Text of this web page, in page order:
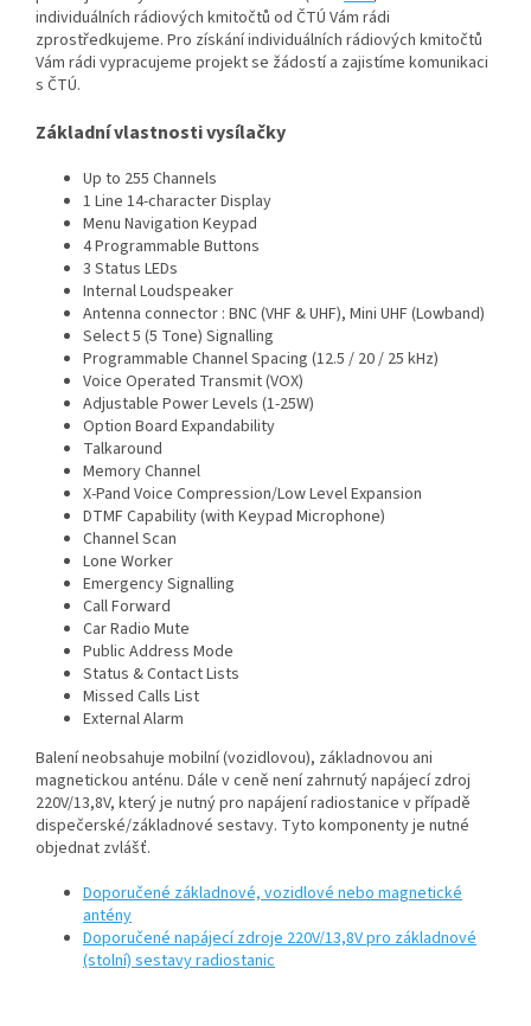
individuálních rádiových kmitočtů od ČTÚ Vám rádi
zprostředkujeme. Pro získání individuálních rádiových kmitočtů
Vám rádi vypracujeme projekt se žádostí a zajistíme komunikaci
s ČTÚ.
Základní vlastnosti vysílačky
Up to 255 Channels
1 Line 14-character Display
Menu Navigation Keypad
4 Programmable Buttons
3 Status LEDs
Internal Loudspeaker
Antenna connector : BNC (VHF & UHF), Mini UHF (Lowband)
Select 5 (5 Tone) Signalling
Programmable Channel Spacing (12.5 / 20 / 25 kHz)
Voice Operated Transmit (VOX)
Adjustable Power Levels (1-25W)
Option Board Expandability
Talkaround
Memory Channel
X-Pand Voice Compression/Low Level Expansion
DTMF Capability (with Keypad Microphone)
Channel Scan
Lone Worker
Emergency Signalling
Call Forward
Car Radio Mute
Public Address Mode
Status & Contact Lists
Missed Calls List
External Alarm
Balení neobsahuje mobilní (vozidlovou), základnovou ani
magnetickou anténu. Dále v ceně není zahrnutý napájecí zdroj
220V/13,8V, který je nutný pro napájení radiostanice v případě
dispečerské/základnové sestavy. Tyto komponenty je nutné
objednat zvlášť.
Doporučené základnové, vozidlové nebo magnetické
antény
Doporučené napájecí zdroje 220V/13,8V pro základnové
(stolní) sestavy radiostanic